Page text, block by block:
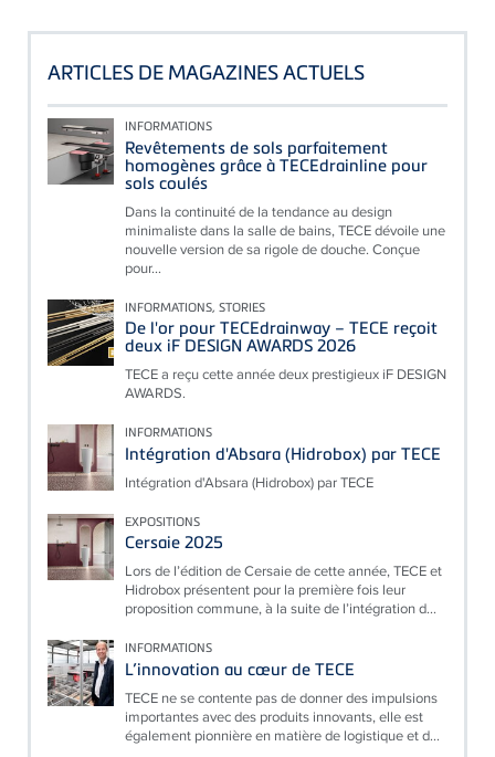
ARTICLES DE MAGAZINES ACTUELS
INFORMATIONS
Revêtements de sols parfaitement
homogènes grâce à TECEdrainline pour
sols coulés
Dans la continuité de la tendance au design
minimaliste dans la salle de bains, TECE dévoile une
nouvelle version de sa rigole de douche. Conçue
pour...
INFORMATIONS, STORIES
De l'or pour TECEdrainway – TECE reçoit
deux iF DESIGN AWARDS 2026
TECE a reçu cette année deux prestigieux iF DESIGN
AWARDS.
INFORMATIONS
Intégration d'Absara (Hidrobox) par TECE
Intégration d'Absara (Hidrobox) par TECE
EXPOSITIONS
Cersaie 2025
Lors de l’édition de Cersaie de cette année, TECE et
Hidrobox présentent pour la première fois leur
proposition commune, à la suite de l’intégration d...
INFORMATIONS
L’innovation au cœur de TECE
TECE ne se contente pas de donner des impulsions
importantes avec des produits innovants, elle est
également pionnière en matière de logistique et d...